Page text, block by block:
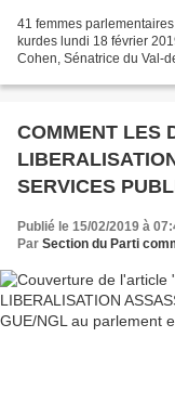
41 femmes
kurdes lundi 18 février
Cohen, Sénatrice du Val-
COMMENT LES
SERVICES
membre)
Publié le 15/02/2019 à
Par Section du Parti